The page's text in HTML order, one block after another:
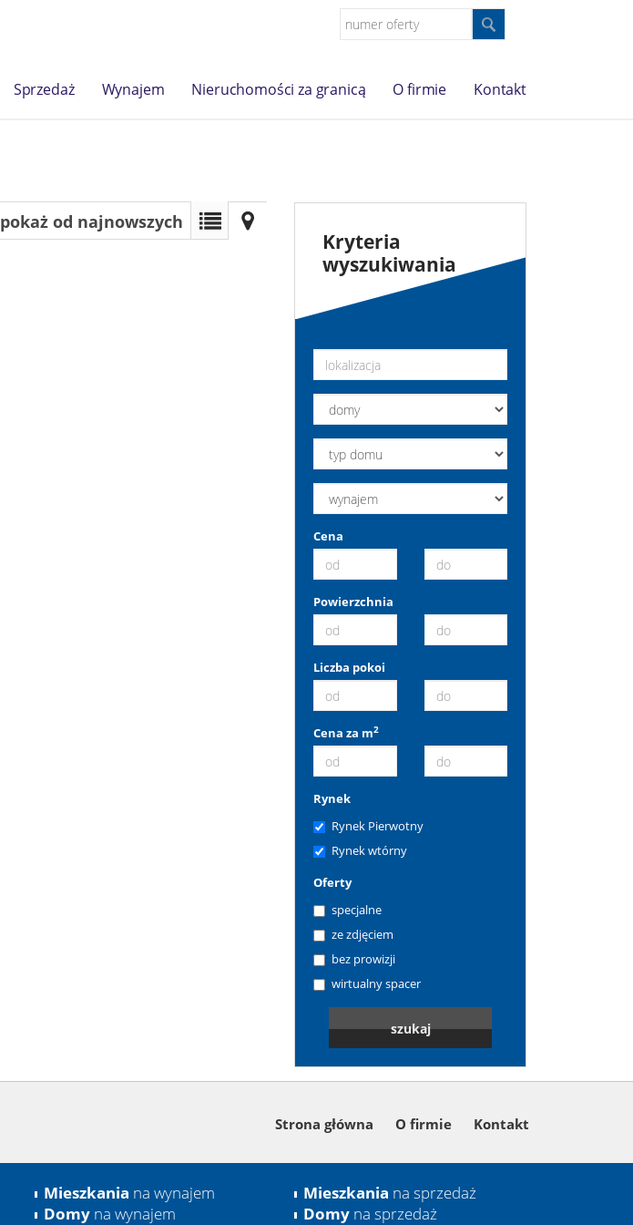
Sprzedaż Wynajem Nieruchomości za granicą O firmie Kontakt
pokaż od najnowszych
Kryteria
wyszukiwania
Cena
Powierzchnia
Liczba pokoi
Cena za m2
Rynek
Rynek Pierwotny
Rynek wtórny
Oferty
specjalne
ze zdjęciem
bez prowizji
wirtualny spacer
Strona główna O firmie Kontakt
Mieszkania na wynajem
Domy na wynajem
Mieszkania na sprzedaż
Domy na sprzedaż